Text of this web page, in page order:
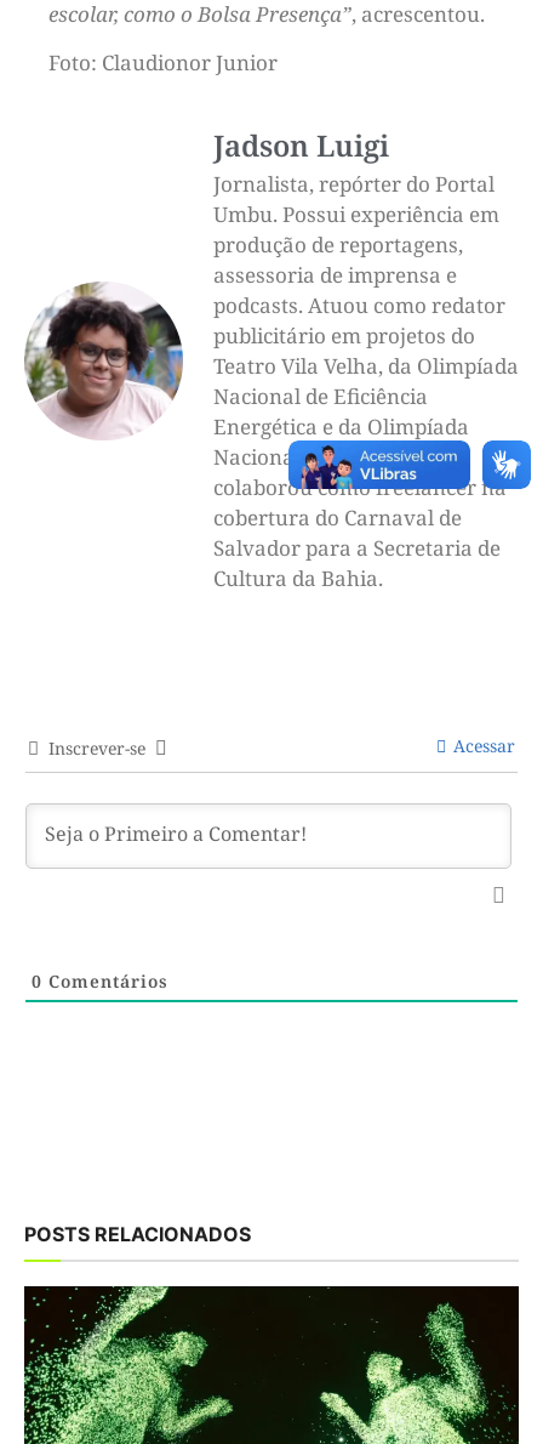
escolar, como o Bolsa Presença”, acrescentou.
Foto: Claudionor Junior
Jadson Luigi
Jornalista, repórter do Portal
Umbu. Possui experiência em
produção de reportagens,
assessoria de imprensa e
podcasts. Atuou como redator
publicitário em projetos do
Teatro Vila Velha, da Olimpíada
Nacional de Eficiência
Energética e da Olimpíada
Nacional de Ciências. Já
colaborou como freelancer na
cobertura do Carnaval de
Salvador para a Secretaria de
Cultura da Bahia.
Inscrever-se Acessar
0 Comentários
POSTS RELACIONADOS